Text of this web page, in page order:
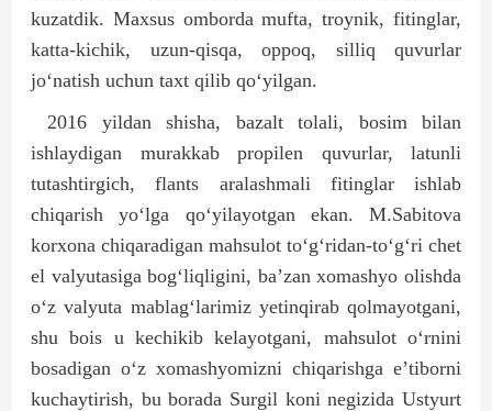
kuzatdik. Maxsus omborda mufta, troynik, fitinglar,
katta-kichik, uzun-qisqa, oppoq, silliq quvurlar
jo‘natish uchun taxt qilib qo‘yilgan.
2016 yildan shisha, bazalt tolali, bosim bilan
ishlaydigan murakkab propilen quvurlar, latunli
tutashtirgich, flants aralashmali fitinglar ishlab
chiqarish yo‘lga qo‘yilayotgan ekan. M.Sabitova
korxona chiqaradigan mahsulot to‘g‘ridan-to‘g‘ri chet
el valyutasiga bog‘liqligini, ba’zan xomashyo olishda
o‘z valyuta mablag‘larimiz yetinqirab qolmayotgani,
shu bois u kechikib kelayotgani, mahsulot o‘rnini
bosadigan o‘z xomashyomizni chiqarishga e’tiborni
kuchaytirish, bu borada Surgil koni negizida Ustyurt